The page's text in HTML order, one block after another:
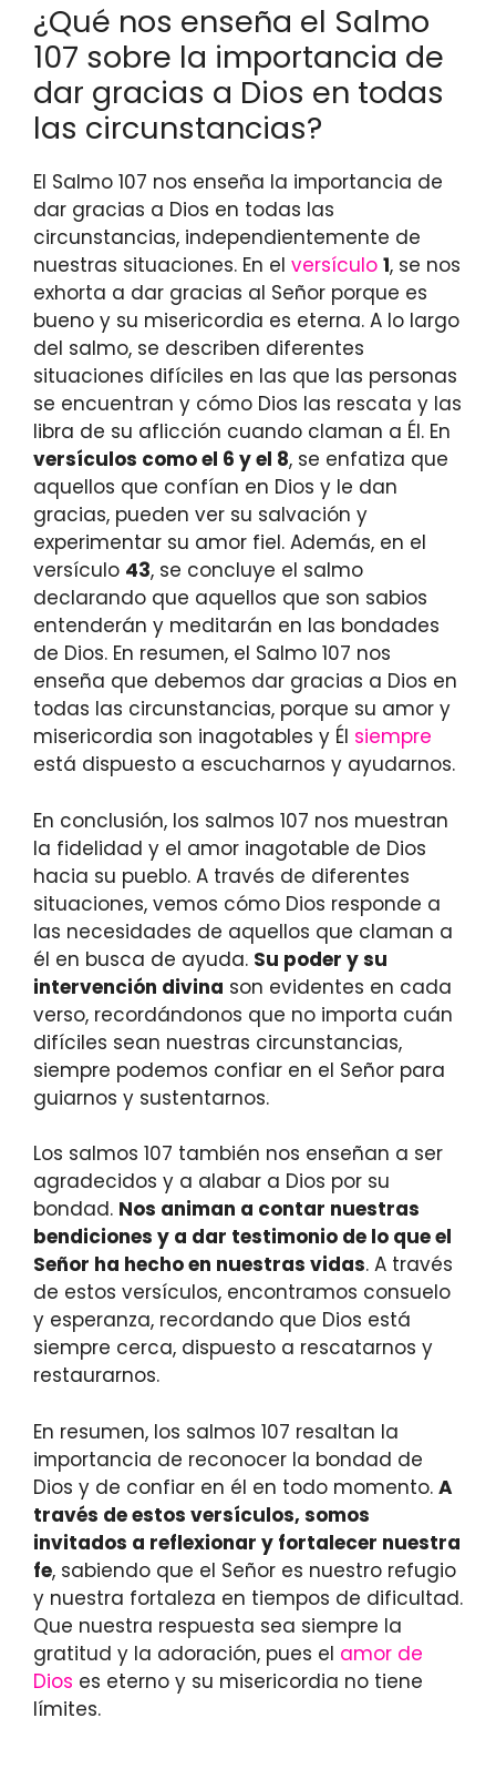
¿Qué nos enseña el Salmo
107 sobre la importancia de
dar gracias a Dios en todas
las circunstancias?
El Salmo 107 nos enseña la importancia de
dar gracias a Dios en todas las
circunstancias, independientemente de
nuestras situaciones. En el versículo 1, se nos
exhorta a dar gracias al Señor porque es
bueno y su misericordia es eterna. A lo largo
del salmo, se describen diferentes
situaciones difíciles en las que las personas
se encuentran y cómo Dios las rescata y las
libra de su aflicción cuando claman a Él. En
versículos como el 6 y el 8, se enfatiza que
aquellos que confían en Dios y le dan
gracias, pueden ver su salvación y
experimentar su amor fiel. Además, en el
versículo 43, se concluye el salmo
declarando que aquellos que son sabios
entenderán y meditarán en las bondades
de Dios. En resumen, el Salmo 107 nos
enseña que debemos dar gracias a Dios en
todas las circunstancias, porque su amor y
misericordia son inagotables y Él siempre
está dispuesto a escucharnos y ayudarnos.
En conclusión, los salmos 107 nos muestran
la fidelidad y el amor inagotable de Dios
hacia su pueblo. A través de diferentes
situaciones, vemos cómo Dios responde a
las necesidades de aquellos que claman a
él en busca de ayuda. Su poder y su
intervención divina son evidentes en cada
verso, recordándonos que no importa cuán
difíciles sean nuestras circunstancias,
siempre podemos confiar en el Señor para
guiarnos y sustentarnos.
Los salmos 107 también nos enseñan a ser
agradecidos y a alabar a Dios por su
bondad. Nos animan a contar nuestras
bendiciones y a dar testimonio de lo que el
Señor ha hecho en nuestras vidas. A través
de estos versículos, encontramos consuelo
y esperanza, recordando que Dios está
siempre cerca, dispuesto a rescatarnos y
restaurarnos.
En resumen, los salmos 107 resaltan la
importancia de reconocer la bondad de
Dios y de confiar en él en todo momento. A
través de estos versículos, somos
invitados a reflexionar y fortalecer nuestra
fe, sabiendo que el Señor es nuestro refugio
y nuestra fortaleza en tiempos de dificultad.
Que nuestra respuesta sea siempre la
gratitud y la adoración, pues el amor de
Dios es eterno y su misericordia no tiene
límites.